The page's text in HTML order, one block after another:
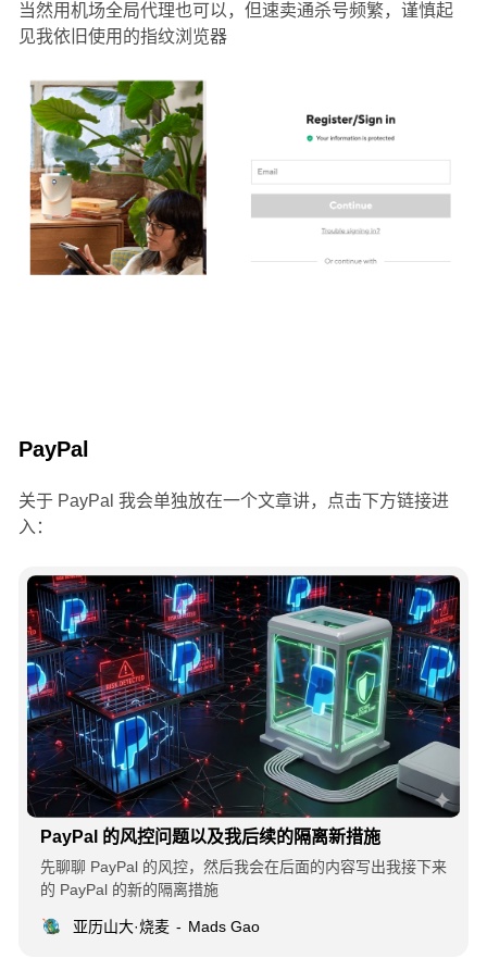
当然用机场全局代理也可以，但速卖通杀号频繁，谨慎起
见我依旧使用的指纹浏览器
PayPal
关于 PayPal 我会单独放在一个文章讲，点击下方链接进
入：
PayPal 的风控问题以及我后续的隔离新措施
先聊聊 PayPal 的风控，然后我会在后面的内容写出我接下来
的 PayPal 的新的隔离措施
亚历山大·烧麦 Mads Gao